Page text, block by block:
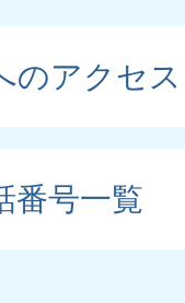
のアクセス
番号一覧